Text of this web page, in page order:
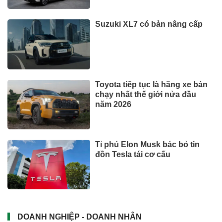
Suzuki XL7 có bản nâng cấp
Toyota tiếp tục là hãng xe bán
chạy nhất thế giới nửa đầu
năm 2026
Tỉ phú Elon Musk bác bỏ tin
đồn Tesla tái cơ cấu
DOANH NGHIỆP - DOANH NHÂN